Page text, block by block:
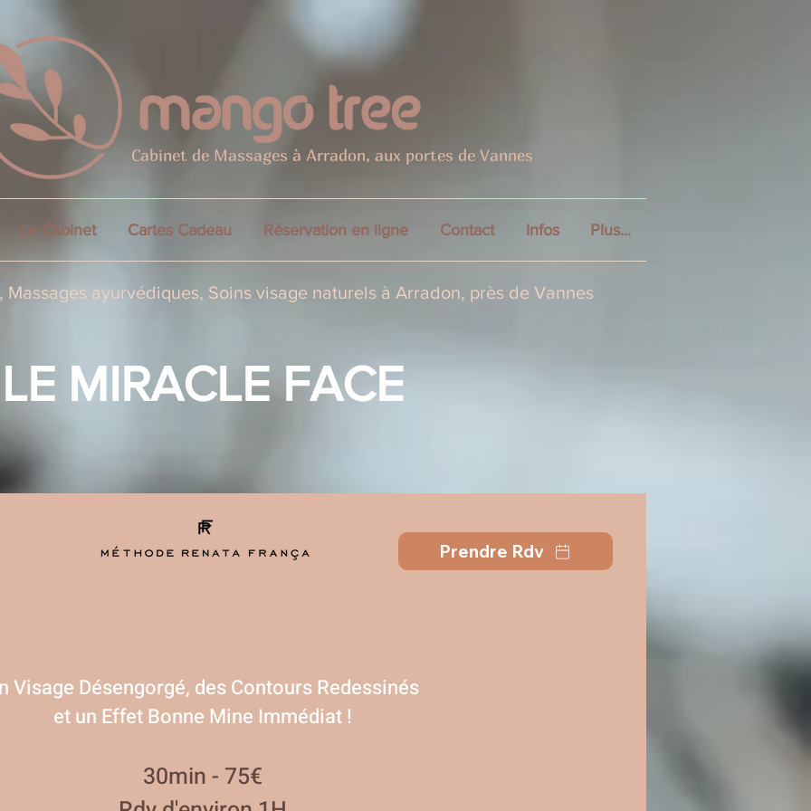
Cabinet de Massages à Arradon, aux portes de Vannes
Le Cabinet Cartes Cadeau Réservation en ligne Contact Infos Plus...
LE MIRACLE FACE
Visage Désengorgé, des Contours Redessinés
et un Effet Bonne Mine Immédiat !
30min - 75€
Prendre Rdv
ayurvédiques, Soins visage naturels à Arradon, près de Vannes